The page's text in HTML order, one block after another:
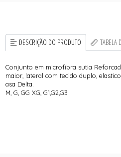
DESCRIÇÃO DO PRODUTO TABELA
Conjunto em microfibra sutia
maior, lateral com tecido duplo,
asa Delta.
M, G, GG XG, G1,G2,G3